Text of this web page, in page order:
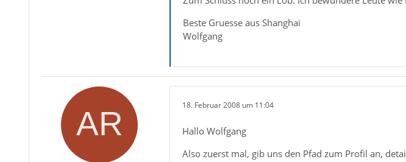
Beste Gruesse aus Shanghai
Wolfgang
18. Februar 2008 um 11:04
Hallo Wolfgang
Also zuerst mal, gib uns den Pfad zum Profil an,